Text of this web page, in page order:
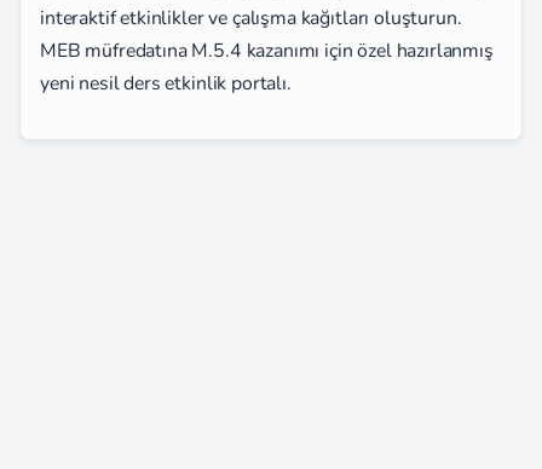
interaktif etkinlikler ve çalışma kağıtları oluşturun.
MEB müfredatına M.5.4 kazanımı için özel hazırlanmış
yeni nesil ders etkinlik portalı.